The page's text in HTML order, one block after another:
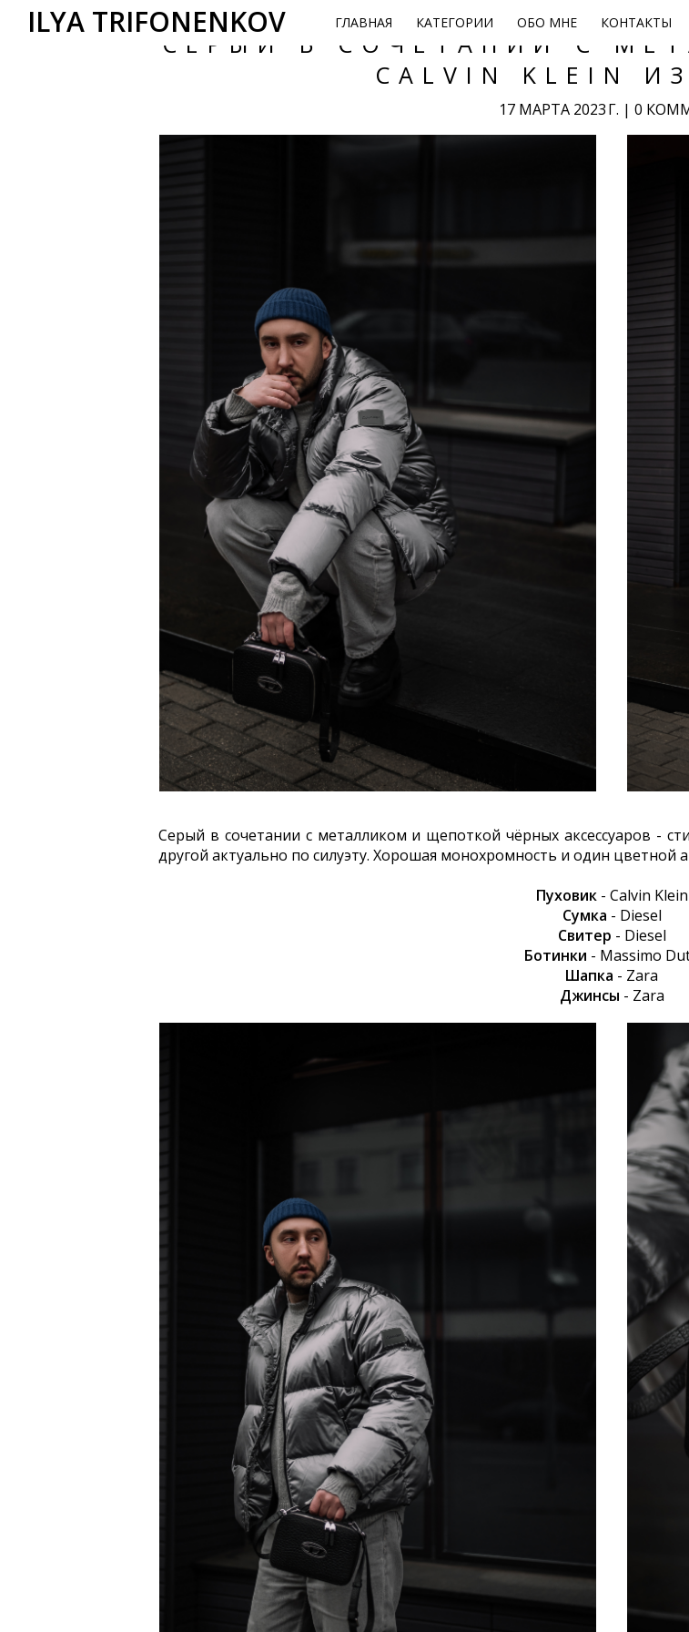
СЕРЫЙ В СОЧЕТАНИИ С
CALVIN KLEIN
17 МАРТА 2023 Г. | 0
Серый в сочетании с металликом и щепоткой чёрных аксессуаров -
другой актуально по силуэту. Хорошая монохромность и один цветной
Пуховик- Calvin Klein
Сумка - Diesel
Свитер - Diesel
Ботинки - Massimo
Шапка - Zara
Джинсы - Zara
ILYA TRIFONENKOV ГЛАВНАЯ КАТЕГОРИИ ОБО МНЕ КОНТАКТЫ